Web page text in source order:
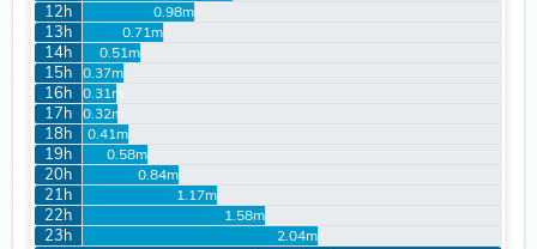
12h 0.98m
13h 0.71m
14h 0.51m
15h 0.37m
16h 0.31m
17h 0.32m
18h 0.41m
19h 0.58m
20h 0.84m
21h 1.17m
22h 1.58m
23h 2.04m